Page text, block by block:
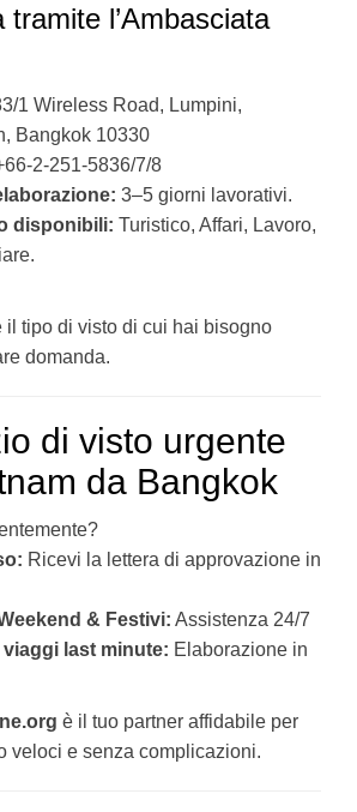
tramite l’Ambasciata
1 Wireless Road, Lumpini,
Bangkok 10330
2-251-5836/7/8
3–5 giorni lavorativi.
disponibili: Turistico, Affari, Lavoro,
il tipo di visto di cui hai bisogno
domanda.
di visto urgente
da Bangkok
Ricevi la lettera di approvazione in
& Festivi: Assistenza 24/7
last minute: Elaborazione in
è il tuo partner affidabile per
veloci e senza complicazioni.